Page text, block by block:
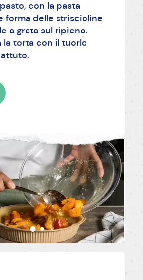
con la pasta
forma delle striscioline
a grata sul ripieno.
la torta con il tuorlo